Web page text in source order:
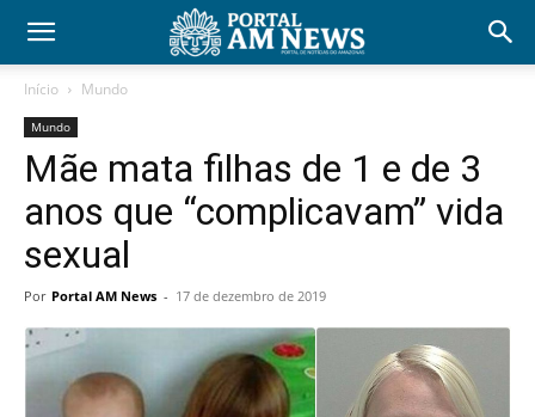
Início Mundo
Mundo
Mãe mata filhas de 1 e de 3
anos que “complicavam” vida
sexual
Por Portal AM News - 17 de dezembro de 2019